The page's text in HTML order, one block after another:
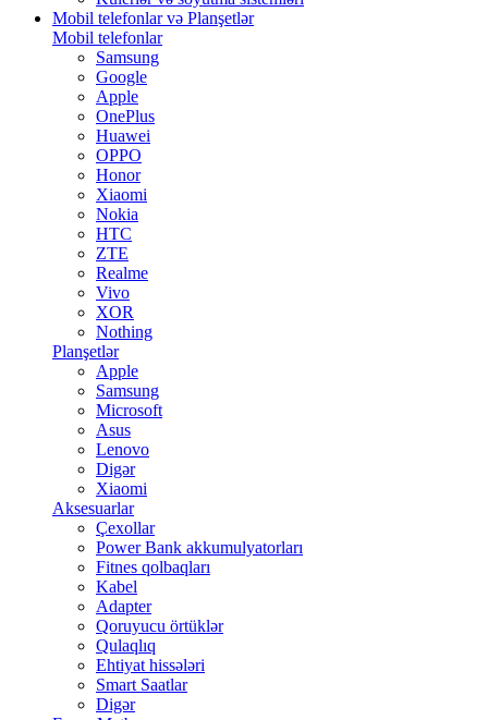
Mobil telefonlar və Planşetlər
Mobil telefonlar
Samsung
Google
Apple
OnePlus
Huawei
OPPO
Honor
Xiaomi
Nokia
HTC
ZTE
Realme
Vivo
XOR
Nothing
Planşetlər
Apple
Samsung
Microsoft
Asus
Lenovo
Digər
Xiaomi
Aksesuarlar
Çexollar
Power Bank akkumulyatorları
Fitnes qolbaqları
Kabel
Adapter
Qoruyucu örtüklər
Qulaqlıq
Ehtiyat hissələri
Smart Saatlar
Digər